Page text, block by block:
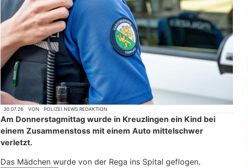
30.07.26 VON POLIZEI.NEWS REDAKTION
Am Donnerstagmittag wurde in Kreuzlingen ein Kind bei
einem Zusammenstoss mit einem Auto mittelschwer
verletzt.
Das Mädchen wurde von der Rega ins Spital geflogen.